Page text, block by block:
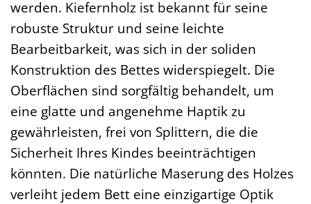
werden. Kiefernholz ist bekannt für seine
robuste Struktur und seine leichte
Bearbeitbarkeit, was sich in der soliden
Konstruktion des Bettes widerspiegelt. Die
Oberflächen sind sorgfältig behandelt, um
eine glatte und angenehme Haptik zu
gewährleisten, frei von Splittern, die die
Sicherheit Ihres Kindes beeinträchtigen
könnten. Die natürliche Maserung des Holzes
verleiht jedem Bett eine einzigartige Optik